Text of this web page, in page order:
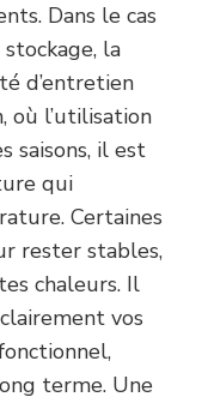
Dans le cas
stockage, la
d’entretien
où l’utilisation
saisons, il est
qui
Certaines
rester stables,
chaleurs. Il
vos
terme. Une